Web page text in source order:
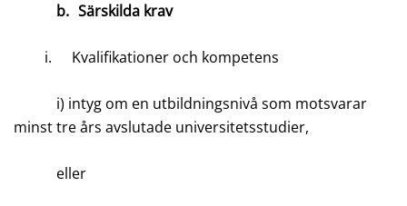
b. Särskilda krav
i. Kvalifikationer och kompetens
i) intyg om en utbildningsnivå som motsvarar
minst tre års avslutade universitetsstudier,
eller